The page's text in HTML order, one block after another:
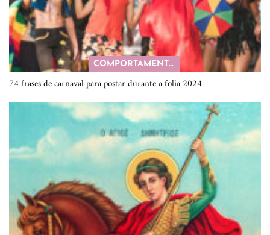
COMPORTAMENTO
74 frases de carnaval para postar durante a folia 2024